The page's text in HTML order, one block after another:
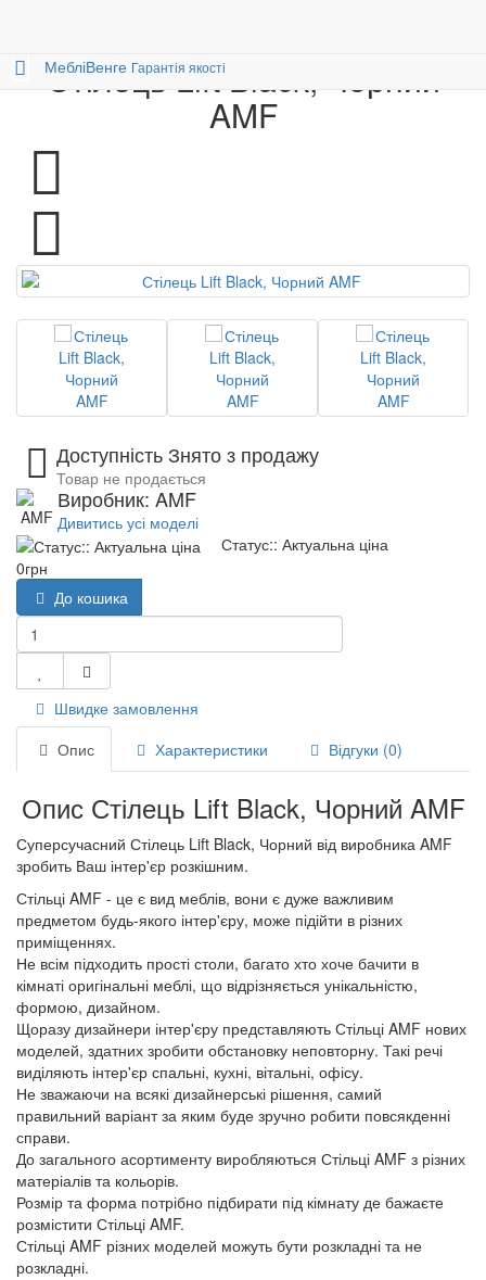
МебліВенге Гарантія якості
Стілець Lift Black, Чорний
AMF
Доступність Знято з продажу
Товар не продається
Виробник: AMF
Дивитись усі моделі
Статус:: Актуальна ціна
0грн
До кошика
Швидке замовлення
Опис
Характеристики Відгуки (0)
Опис Стілець Lift Black, Чорний AMF
Суперсучасний Стілець Lift Black, Чорний від виробника AMF
зробить Ваш інтер'єр розкішним.
Стільці AMF - це є вид меблів, вони є дуже важливим
предметом будь-якого інтер'єру, може підійти в різних
приміщеннях.
Не всім підходить прості столи, багато хто хоче бачити в
кімнаті оригінальні меблі, що відрізняється унікальністю,
формою, дизайном.
Щоразу дизайнери інтер'єру представляють Стільці AMF нових
моделей, здатних зробити обстановку неповторну. Такі речі
виділяють інтер'єр спальні, кухні, вітальні, офісу.
Не зважаючи на всякі дизайнерські рішення, самий
правильний варіант за яким буде зручно робити повсякденні
справи.
До загального асортименту виробляються Стільці AMF з різних
матеріалів та кольорів.
Розмір та форма потрібно підбирати під кімнату де бажаєте
розмістити Стільці AMF.
Стільці AMF різних моделей можуть бути розкладні та не
розкладні.